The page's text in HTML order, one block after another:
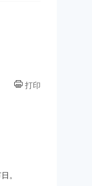
打印
。